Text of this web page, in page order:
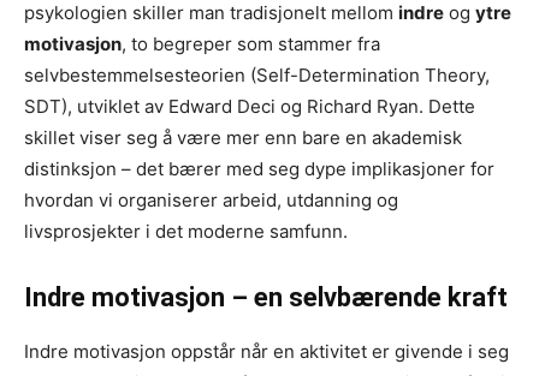
psykologien skiller man tradisjonelt mellom indre og ytre
motivasjon, to begreper som stammer fra
selvbestemmelsesteorien (Self-Determination Theory,
SDT), utviklet av Edward Deci og Richard Ryan. Dette
skillet viser seg å være mer enn bare en akademisk
distinksjon – det bærer med seg dype implikasjoner for
hvordan vi organiserer arbeid, utdanning og
livsprosjekter i det moderne samfunn.
Indre motivasjon – en selvbærende kraft
Indre motivasjon oppstår når en aktivitet er givende i seg